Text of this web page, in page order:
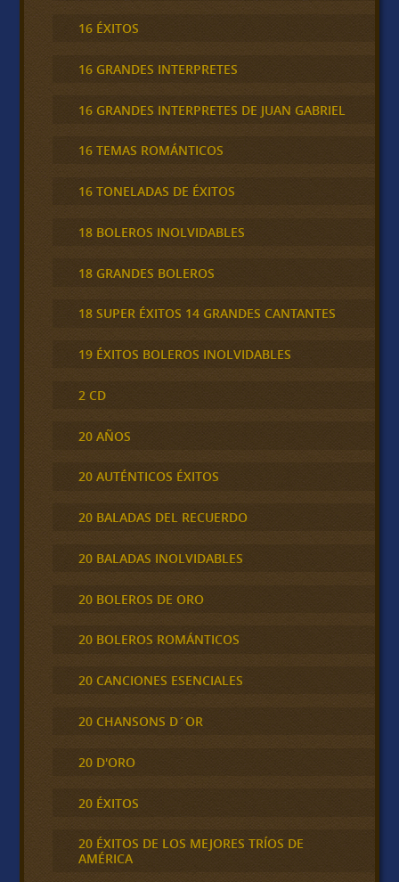
16 ÉXITOS
16 GRANDES INTERPRETES
16 GRANDES INTERPRETES DE JUAN GABRIEL
16 TEMAS ROMÁNTICOS
16 TONELADAS DE ÉXITOS
18 BOLEROS INOLVIDABLES
18 GRANDES BOLEROS
18 SUPER ÉXITOS 14 GRANDES CANTANTES
19 ÉXITOS BOLEROS INOLVIDABLES
2 CD
20 AÑOS
20 AUTÉNTICOS ÉXITOS
20 BALADAS DEL RECUERDO
20 BALADAS INOLVIDABLES
20 BOLEROS DE ORO
20 BOLEROS ROMÁNTICOS
20 CANCIONES ESENCIALES
20 CHANSONS D´OR
20 D'ORO
20 ÉXITOS
20 ÉXITOS DE LOS MEJORES TRÍOS DE
AMÉRICA